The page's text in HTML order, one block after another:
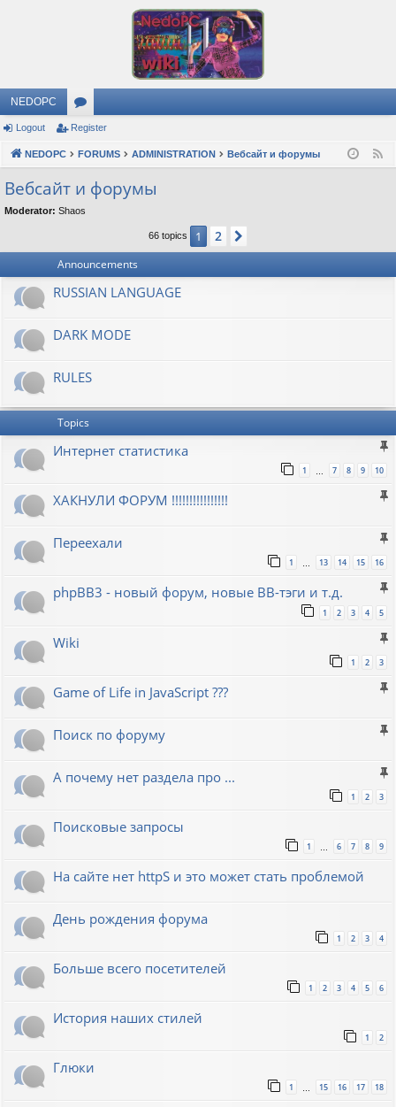
NEDOPC
or
u
s
Logout Register
NEDOPC FORUMS ADMINISTRATION Вебсайт и форумы
Вебсайт и форумы
Moderator: Shaos
66 topics 1 2
Announcements
RUSSIAN LANGUAGE
DARK MODE
RULES
Topics
Интернет статистика
1 … 7 8 9 10
ХАКНУЛИ ФОРУМ !!!!!!!!!!!!!!!!
Переехали
1 … 13 14 15 16
phpBB3 - новый форум, новые BB-тэги и т.д.
1 2 3 4 5
Wiki
1 2 3
Game of Life in JavaScript ???
Поиск по форуму
А почему нет раздела про ...
1 2 3
Поисковые запросы
1 6 7 8 9
На сайте нет httpS и это может стать проблемой
День рождения форума
1 2 3 4
Больше всего посетителей
1 2 3 4 5 6
История наших стилей
1 2
Глюки
1 … 15 16 17 18